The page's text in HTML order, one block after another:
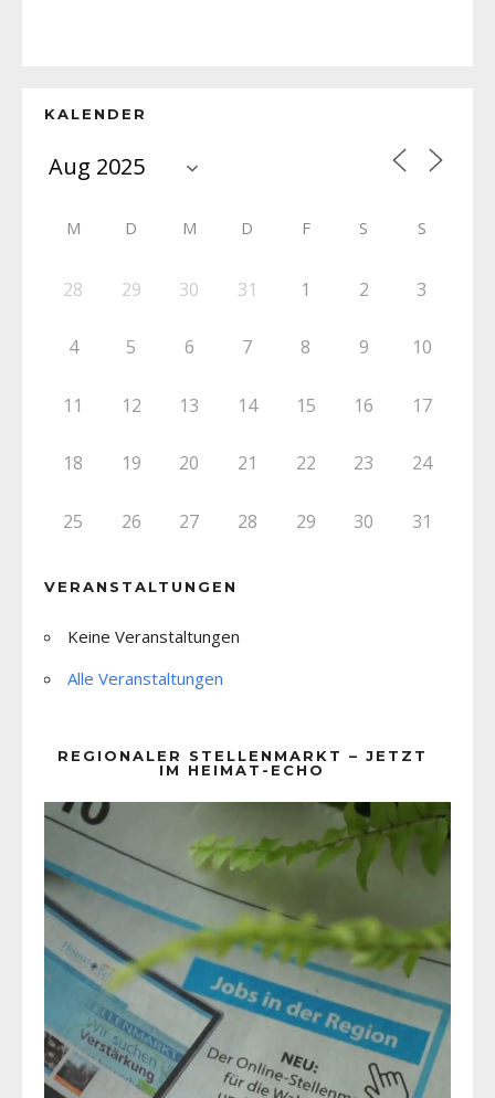
KALENDER
M D M D F S S
28 29 30 31 1 2 3
4 5 6 7 8 9 10
11 12 13 14 15 16 17
18 19 20 21 22 23 24
25 26 27 28 29 30 31
VERANSTALTUNGEN
Keine Veranstaltungen
Alle Veranstaltungen
REGIONALER STELLENMARKT – JETZT
IM HEIMAT-ECHO
Player